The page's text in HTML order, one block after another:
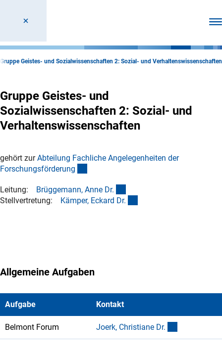
Gruppe Geistes- und Sozialwissenschaften 2: Sozial- und Verhaltenswissenschaften
Gruppe Geistes- und
Sozialwissenschaften 2: Sozial- und
Verhaltenswissenschaften
gehört zurAbteilung Fachliche Angelegenheiten der
Forschungsförderung
Leitung: Brüggemann, Anne Dr.
Stellvertretung: Kämper, Eckard Dr.
Allgemeine Aufgaben
Aufgabe Kontakt
Belmont Forum Joerk, Christiane Dr.